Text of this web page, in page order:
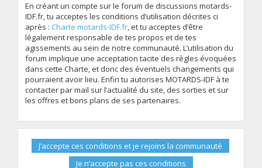
En créant un compte sur le forum de discussions motards-
IDF.fr, tu acceptes les conditions d’utilisation décrites ci
après : Charte motards-IDF.fr, et tu acceptes d’être
légalement responsable de tes propos et de tes
agissements au sein de notre communauté. L’utilisation du
forum implique une acceptation tacite des règles évoquées
dans cette Charte, et donc des éventuels changements qui
pourraient avoir lieu. Enfin tu autorises MOTARDS-IDF à te
contacter par mail sur l’actualité du site, des sorties et sur
les offres et bons plans de ses partenaires.